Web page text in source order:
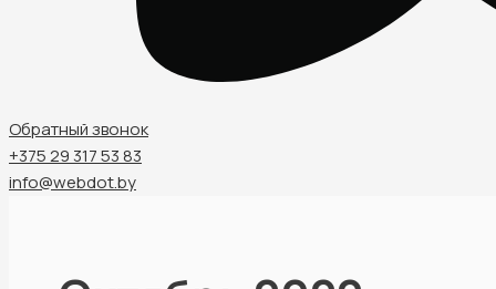
Обратный звонок
+375 29 317 53 83
info@webdot.by